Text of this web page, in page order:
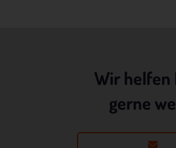
Wir helfen
gerne